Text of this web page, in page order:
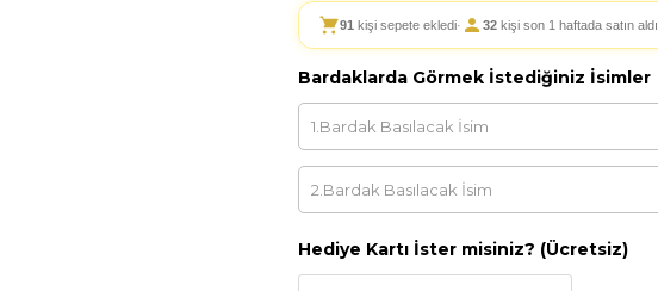
91 kişi sepete ekledi· 32 kişi son 1 haftada satın aldı
Bardaklarda Görmek İstediğiniz İsimler
Hediye Kartı İster misiniz? (Ücretsiz)